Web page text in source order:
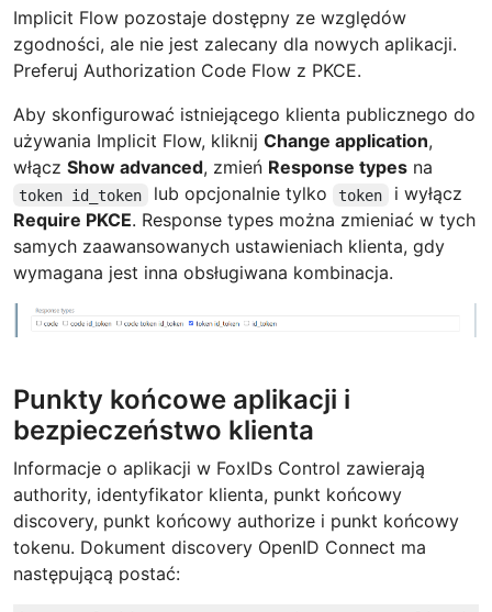
Implicit Flow pozostaje dostępny ze względów
zgodności, ale nie jest zalecany dla nowych aplikacji.
Preferuj Authorization Code Flow z PKCE.
Aby skonfigurować istniejącego klienta publicznego do
używania Implicit Flow, kliknij Change application,
włącz Show advanced, zmień Response types na
token id_token lub opcjonalnie tylko token
i wyłącz
Require PKCE. Response types można zmieniać w tych
samych zaawansowanych ustawieniach klienta, gdy
wymagana jest inna obsługiwana kombinacja.
Punkty końcowe aplikacji i
bezpieczeństwo klienta
Informacje o aplikacji w FoxIDs Control zawierają
authority, identyfikator klienta, punkt końcowy
discovery, punkt końcowy authorize i punkt końcowy
tokenu. Dokument discovery OpenID Connect ma
następującą postać: